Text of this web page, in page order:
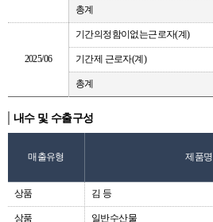
총계
2025/06
기간의정함이없는근로자(계)
기간제 근로자(계)
총계
내수 및 수출구성
매출유형
제품명
상품 김 등
상품 일반수산물